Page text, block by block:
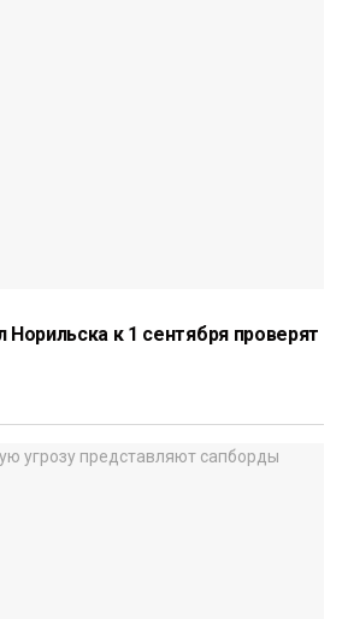
Норильска к 1 сентября проверят